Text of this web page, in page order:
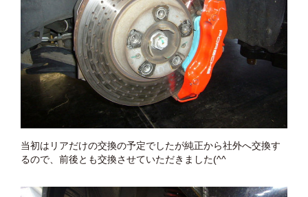
当初はリアだけの交換の予定でしたが純正から社外へ交換す
るので、前後とも交換させていただきました(^^ゞ